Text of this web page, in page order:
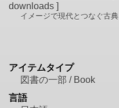
downloads ]
イメージで現代とつなぐ古典
アイテムタイプ
図書の一部 / Book
言語